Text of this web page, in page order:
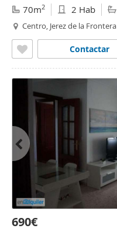
70m2 2 Hab
Centro, Jerez de la Frontera
Contactar
690€